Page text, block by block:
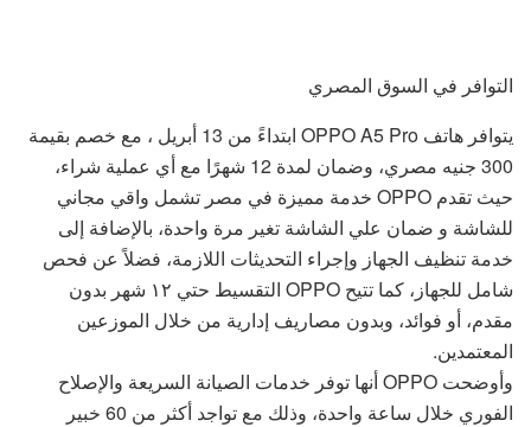
التوافر في السوق المصري
يتوافر هاتف OPPO A5 Pro ابتداءً من 13 أبريل ، مع خصم بقيمة
300 جنيه مصري، وضمان لمدة 12 شهرًا مع أي عملية شراء،
حيث تقدم OPPO خدمة مميزة في مصر تشمل واقي مجاني
للشاشة و ضمان علي الشاشة تغير مرة واحدة، بالإضافة إلى
خدمة تنظيف الجهاز وإجراء التحديثات اللازمة، فضلاً عن فحص
شامل للجهاز، كما تتيح OPPO التقسيط حتي ١٢ شهر بدون
مقدم، أو فوائد، وبدون مصاريف إدارية من خلال الموزعين
المعتمدين.
وأوضحت OPPO أنها توفر خدمات الصيانة السريعة والإصلاح
الفوري خلال ساعة واحدة، وذلك مع تواجد أكثر من 60 خبير